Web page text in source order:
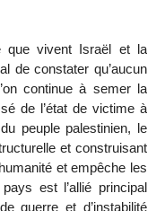
que vivent Israël et la
de constater qu’aucun
continue à semer la
de l’état de victime à
peuple palestinien, le
et construisant
et empêche les
est l’allié principal
guerre et d’instabilité